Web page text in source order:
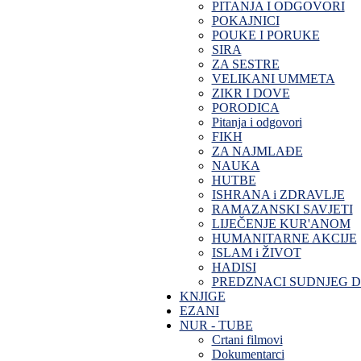
PITANJA I ODGOVORI
POKAJNICI
POUKE I PORUKE
SIRA
ZA SESTRE
VELIKANI UMMETA
ZIKR I DOVE
PORODICA
Pitanja i odgovori
FIKH
ZA NAJMLAĐE
NAUKA
HUTBE
ISHRANA i ZDRAVLJE
RAMAZANSKI SAVJETI
LIJEČENJE KUR'ANOM
HUMANITARNE AKCIJE
ISLAM i ŽIVOT
HADISI
PREDZNACI SUDNJEG
KNJIGE
EZANI
NUR - TUBE
Crtani filmovi
Dokumentarci